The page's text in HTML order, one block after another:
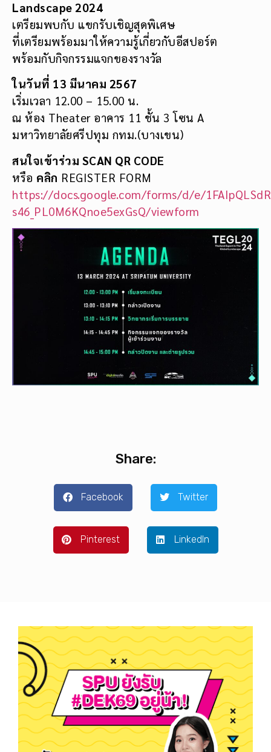
Landscape 2024
เตรียมพบกับ แขกรับเชิญสุดพิเศษ
ที่เตรียมพร้อมมาให้ความรู้เกี่ยวกับอีสปอร์ต
พร้อมกับกิจกรรมแจกของรางวัล
ในวันที่ 13 มีนาคม 2567
เริ่มเวลา 12.00 – 15.00 น.
ณ ห้อง Theater อาคาร 11 ชั้น 3 โซน A
มหาวิทยาลัยศรีปทุม กทม.(บางเขน)
สนใจเข้าร่วม SCAN QR CODE
หรือ คลิก REGISTER FORM
https://docs.google.com/forms/d/e/
s46_PL0M6KQnoe5exGsQ/viewform
Share:
Facebook Twitter
Pinterest LinkedIn